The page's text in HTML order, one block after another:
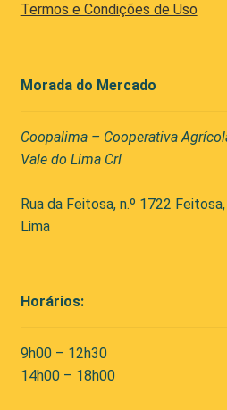
Termos e Condições de Uso
Morada do Mercado
Coopalima – Cooperativa
Vale do Lima Crl
Rua da Feitosa, n.º 1722
Lima
Horários:
9h00 – 12h30
14h00 – 18h00